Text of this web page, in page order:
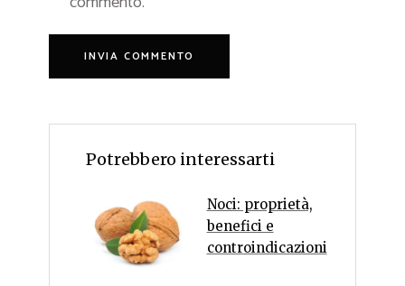
Potrebbero interessarti
Noci: proprietà,
benefici e
controindicazioni